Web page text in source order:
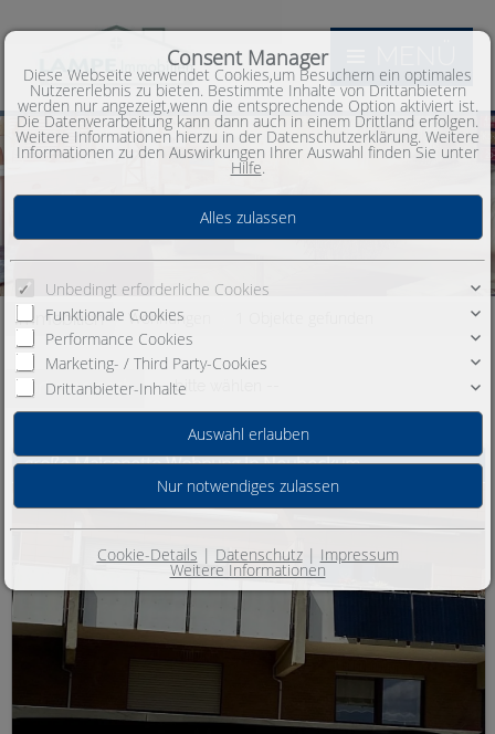
Immobilien Wohnungen
Sortieren nach -- bitte wählen --
große Maisonette Wohnung in Neubeckum
Consent Manager
Diese Webseite verwendet Cookies,um Besuchern ein optimales
Nutzererlebnis zu bieten. Bestimmte Inhalte von Drittanbietern
werden nur angezeigt,wenn die entsprechende Option aktiviert ist.
Die Datenverarbeitung kann dann auch in einem Drittland erfolgen.
Weitere Informationen hierzu in der Datenschutzerklärung. Weitere
Informationen zu den Auswirkungen Ihrer Auswahl finden Sie unter
Hilfe.
Unbedingt erforderliche Cookies
Funktionale Cookies
Performance Cookies
Marketing- / Third Party-Cookies
Drittanbieter-Inhalte
Cookie-Details | Datenschutz| Impressum
Weitere Informationen